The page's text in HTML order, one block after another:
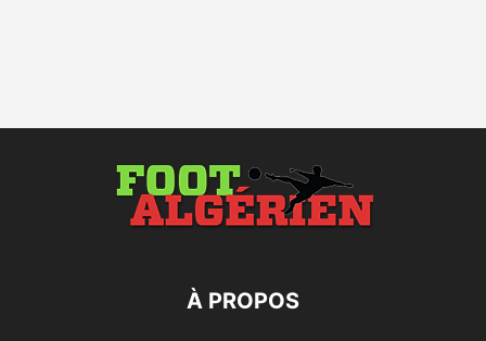
À PROPOS